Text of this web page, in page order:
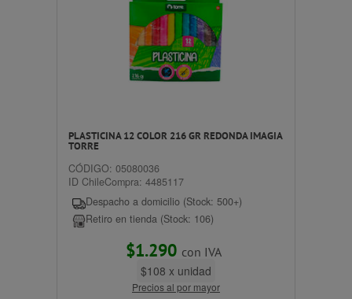
PLASTICINA 12 COLOR 216 GR REDONDA IMAGIA
TORRE
CÓDIGO: 05080036
ID ChileCompra: 4485117
Despacho a domicilio (Stock: 500+)
Retiro en tienda (Stock: 106)
$1.290 con IVA
$108 x unidad
Precios al por mayor